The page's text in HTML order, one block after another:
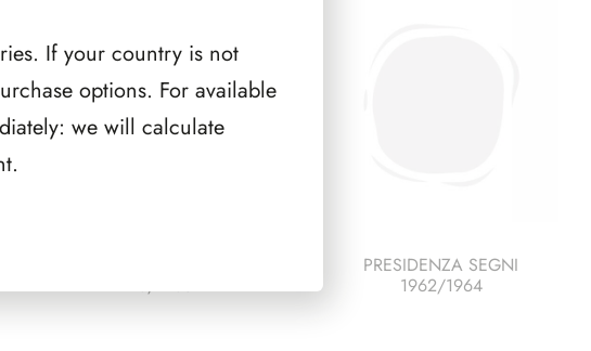
1978/1985
PRESIDENZA SEGNI
1962/1964
If your country is not
options. For available
we will calculate